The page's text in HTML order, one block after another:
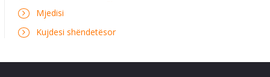
Mjedisi
Kujdesi shëndetësor